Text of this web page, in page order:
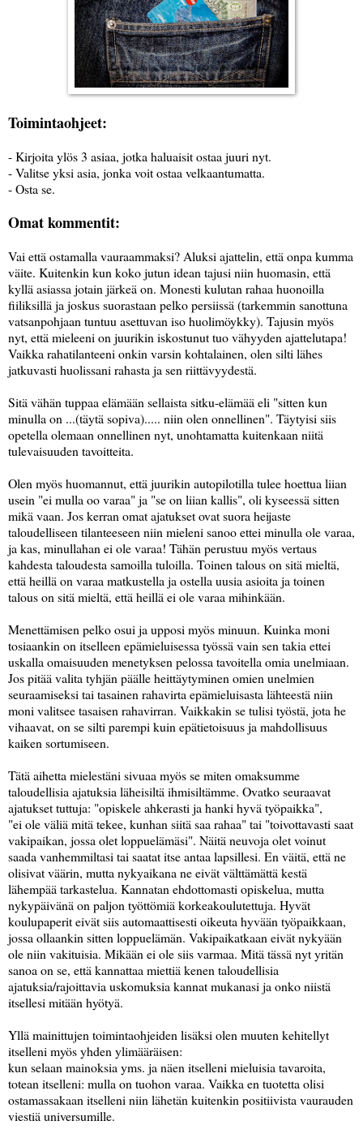
Toimintaohjeet:
- Kirjoita ylös 3 asiaa, jotka haluaisit ostaa juuri nyt.
- Valitse yksi asia, jonka voit ostaa velkaantumatta.
- Osta se.
Omat kommentit:
Vai että ostamalla vauraammaksi? Aluksi ajattelin, että onpa kumma
väite. Kuitenkin kun koko jutun idean tajusi niin huomasin, että
kyllä asiassa jotain järkeä on. Monesti kulutan rahaa huonoilla
fiiliksillä ja joskus suorastaan pelko persiissä (tarkemmin sanottuna
vatsanpohjaan tuntuu asettuvan iso huolimöykky). Tajusin myös
nyt, että mieleeni on juurikin iskostunut tuo vähyyden ajattelutapa!
Vaikka rahatilanteeni onkin varsin kohtalainen, olen silti lähes
jatkuvasti huolissani rahasta ja sen riittävyydestä.
Sitä vähän tuppaa elämään sellaista sitku-elämää eli "sitten kun
minulla on ...(täytä sopiva)..... niin olen onnellinen". Täytyisi siis
opetella olemaan onnellinen nyt, unohtamatta kuitenkaan niitä
tulevaisuuden tavoitteita.
Olen myös huomannut, että juurikin autopilotilla tulee hoettua liian
usein "ei mulla oo varaa" ja "se on liian kallis", oli kyseessä sitten
mikä vaan. Jos kerran omat ajatukset ovat suora heijaste
taloudelliseen tilanteeseen niin mieleni sanoo ettei minulla ole varaa,
ja kas, minullahan ei ole varaa! Tähän perustuu myös vertaus
kahdesta taloudesta samoilla tuloilla. Toinen talous on sitä mieltä,
että heillä on varaa matkustella ja ostella uusia asioita ja toinen
talous on sitä mieltä, että heillä ei ole varaa mihinkään.
Menettämisen pelko osui ja upposi myös minuun. Kuinka moni
tosiaankin on itselleen epämieluisessa työssä vain sen takia ettei
uskalla omaisuuden menetyksen pelossa tavoitella omia unelmiaan.
Jos pitää valita tyhjän päälle heittäytyminen omien unelmien
seuraamiseksi tai tasainen rahavirta epämieluisasta lähteestä niin
moni valitsee tasaisen rahavirran. Vaikkakin se tulisi työstä, jota he
vihaavat, on se silti parempi kuin epätietoisuus ja mahdollisuus
kaiken sortumiseen.
Tätä aihetta mielestäni sivuaa myös se miten omaksumme
taloudellisia ajatuksia läheisiltä ihmisiltämme. Ovatko seuraavat
ajatukset tuttuja: "opiskele ahkerasti ja hanki hyvä työpaikka",
"ei ole väliä mitä tekee, kunhan siitä saa rahaa" tai "toivottavasti saat
vakipaikan, jossa olet loppuelämäsi". Näitä neuvoja olet voinut
saada vanhemmiltasi tai saatat itse antaa lapsillesi. En väitä, että ne
olisivat väärin, mutta nykyaikana ne eivät välttämättä kestä
lähempää tarkastelua. Kannatan ehdottomasti opiskelua, mutta
nykypäivänä on paljon työttömiä korkeakoulutettuja. Hyvät
koulupaperit eivät siis automaattisesti oikeuta hyvään työpaikkaan,
jossa ollaankin sitten loppuelämän. Vakipaikatkaan eivät nykyään
ole niin vakituisia. Mikään ei ole siis varmaa. Mitä tässä nyt yritän
sanoa on se, että kannattaa miettiä kenen taloudellisia
ajatuksia/rajoittavia uskomuksia kannat mukanasi ja onko niistä
itsellesi mitään hyötyä.
Yllä mainittujen toimintaohjeiden lisäksi olen muuten kehitellyt
itselleni myös yhden ylimääräisen:
kun selaan mainoksia yms. ja näen itselleni mieluisia tavaroita,
totean itselleni: mulla on tuohon varaa. Vaikka en tuotetta olisi
ostamassakaan itselleni niin lähetän kuitenkin positiivista vaurauden
viestiä universumille.